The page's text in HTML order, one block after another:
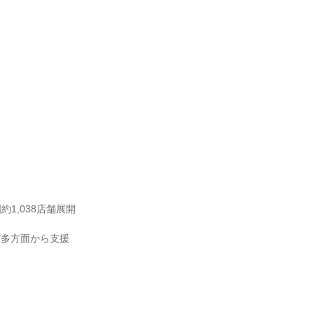
1,038店舗展開
方面から支援